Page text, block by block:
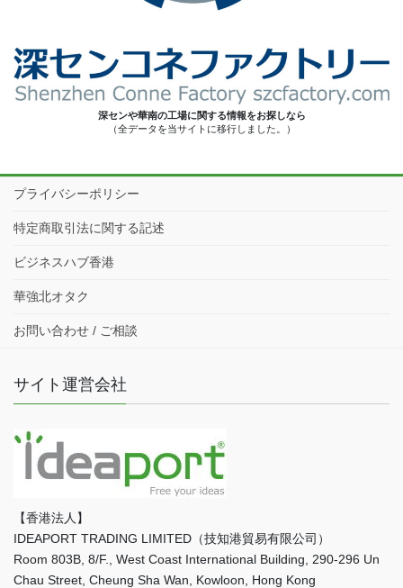
深センや華南の工場に関する情報をお探しなら
（全データを当サイトに移行しました。）
プライバシーポリシー
特定商取引法に関する記述
ビジネスハブ香港
華強北オタク
お問い合わせ / ご相談
サイト運営会社
【香港法人】
IDEAPORT TRADING LIMITED（技知港貿易有限公司）
Room 803B, 8/F., West Coast International Building, 290-296 Un
Chau Street, Cheung Sha Wan, Kowloon, Hong Kong